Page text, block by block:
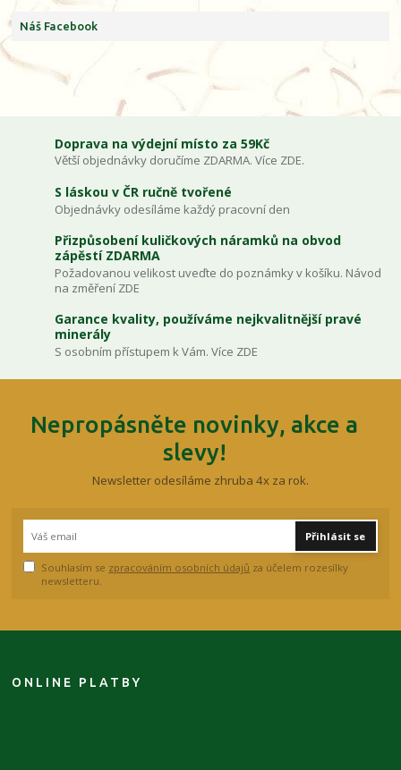
Náš Facebook
Doprava na výdejní místo za 59Kč
Větší objednávky doručíme ZDARMA. Více ZDE.
S láskou v ČR ručně tvořené
Objednávky odesíláme každý pracovní den
Přizpůsobení kuličkových náramků na obvod
zápěstí ZDARMA
Požadovanou velikost uveďte do poznámky v košíku. Návod
na změření ZDE
Garance kvality, používáme nejkvalitnější pravé
minerály
S osobním přístupem k Vám. Více ZDE
Nepropásněte novinky, akce a
slevy!
Newsletter odesíláme zhruba 4x za rok.
Přihlásit se
Souhlasím se zpracováním osobních údajů za účelem rozesílky
newsletteru.
ONLINE PLATBY